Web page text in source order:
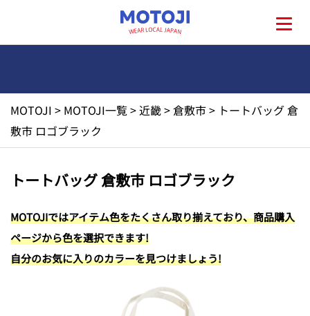
地元一覧
お問い合わせ
MOTOJI > MOTOJI一覧>近畿>倉敷市> トートバッグ 倉
敷市 ロゴブラック
トートバッグ 倉敷市 ロゴブラック
MOTOJIではアイテム色をたくさん取り揃えており、商品購入
ページから色を選択できます!
自分のお気に入りのカラーを見つけましょう!